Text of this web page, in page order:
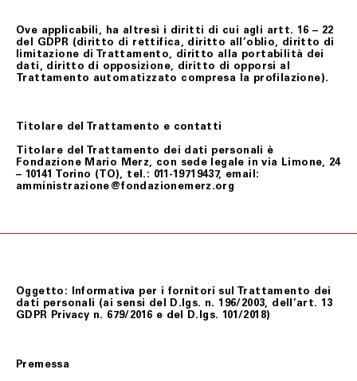
Ove applicabili, ha altresì i diritti di cui agli artt. 16 – 22
del GDPR (diritto di rettifica, diritto all’oblio, diritto di
limitazione di Trattamento, diritto alla portabilità dei
dati, diritto di opposizione, diritto di opporsi al
Trattamento automatizzato compresa la profilazione).
Titolare del Trattamento e contatti
Titolare del Trattamento dei dati personali è
Fondazione Mario Merz, con sede legale in via Limone, 24
– 10141 Torino (TO), tel.: 011-19719437, email:
amministrazione@fondazionemerz.org
Oggetto: Informativa per i fornitori sul Trattamento dei
dati personali (ai sensi del D.lgs. n. 196/2003, dell’art. 13
GDPR Privacy n. 679/2016 e del D.lgs. 101/2018)
Premessa